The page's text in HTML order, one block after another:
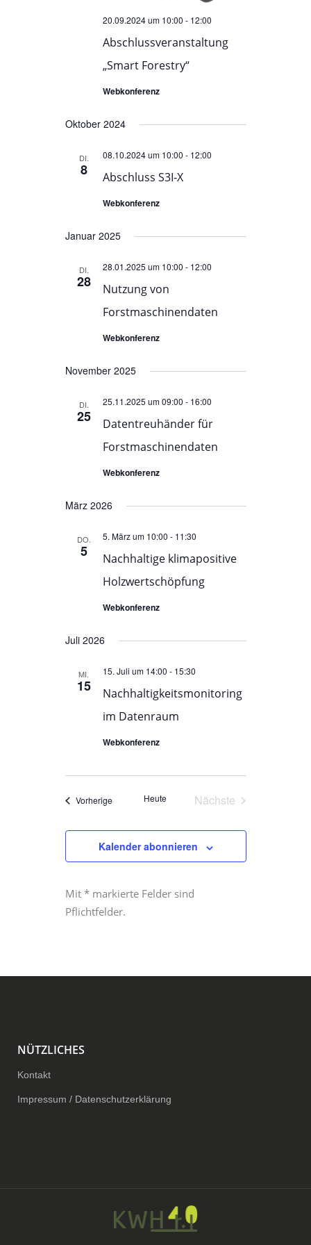
NAVIGATION
Abschlussveranstaltung
„Smart Forestry“
20.09.2024 um 10:00 - 12:00
Webkonferenz
Oktober 2024
DI.
8 Abschluss S3I-X
08.10.2024 um 10:00 - 12:00
Webkonferenz
Januar 2025
DI.
28
Nutzung von
Forstmaschinendaten
28.01.2025 um 10:00 - 12:00
Webkonferenz
November 2025
DI.
25
Datentreuhänder für
Forstmaschinendaten
25.11.2025 um 09:00 - 16:00
Webkonferenz
März 2026
DO.
5
Nachhaltige klimapositive
Holzwertschöpfung
5. März um 10:00 - 11:30
Webkonferenz
Juli 2026
MI.
15
Nachhaltigkeitsmonitoring
im Datenraum
15. Juli um 14:00 - 15:30
Webkonferenz
VorherigeVeranstaltungen
Heute
Nächste
Kalender abonnieren
Mit * markierte Felder sind
Pflichtfelder.
NÜTZLICHES
Kontakt
Impressum / Datenschutzerklärung